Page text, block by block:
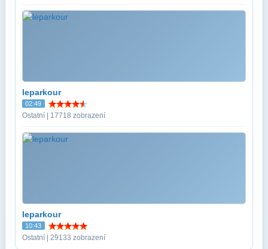
leparkour
02:49
Ostatní | 17718 zobrazení
leparkour
10:43
Ostatní | 29133 zobrazení